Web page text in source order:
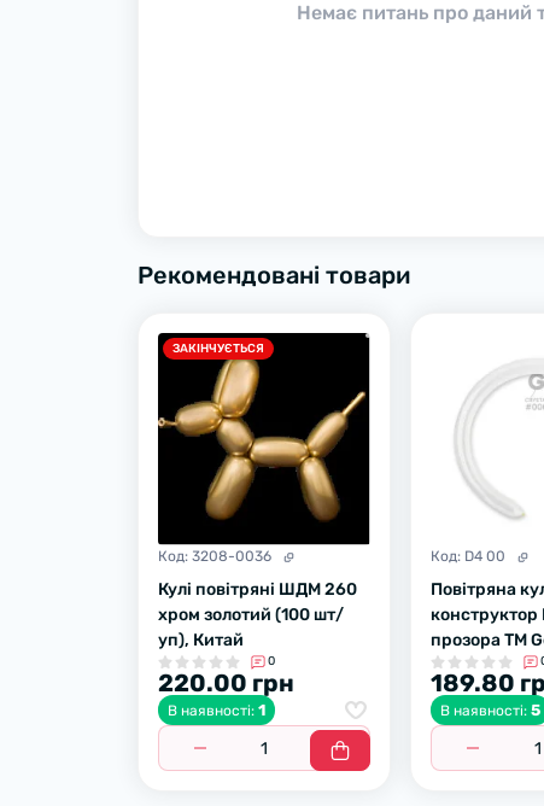
Немає питань про даний
Рекомендовані товари
ЗАКІНЧУЄТЬСЯ
Код: 3208-0036
Кулі повітряні ШДМ 260
хром золотий (100 шт/
уп), Китай
0
220.00 грн
В наявності: 1
Код: D4 00
Повітряна
прозора ТМ
189.80
В наявності:5